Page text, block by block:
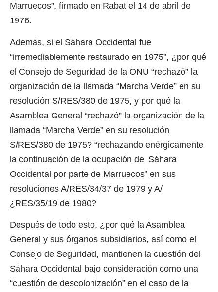
Marruecos”, firmado en Rabat el 14 de abril de
1976.
Además, si el Sáhara Occidental fue
“irremediablemente restaurado en 1975”, ¿por qué
el Consejo de Seguridad de la ONU “rechazó” la
organización de la llamada “Marcha Verde” en su
resolución S/RES/380 de 1975, y por qué la
Asamblea General “rechazó” la organización de la
llamada “Marcha Verde” en su resolución
S/RES/380 de 1975? “rechazando enérgicamente
la continuación de la ocupación del Sáhara
Occidental por parte de Marruecos” en sus
resoluciones A/RES/34/37 de 1979 y A/
¿RES/35/19 de 1980?
Después de todo esto, ¿por qué la Asamblea
General y sus órganos subsidiarios, así como el
Consejo de Seguridad, mantienen la cuestión del
Sáhara Occidental bajo consideración como una
“cuestión de descolonización” en el caso de la